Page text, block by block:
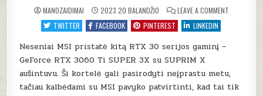
MANOZAIDIMAI 2023 20 BALANDŽIO LEAVE A COMMENT
3X“
VAIZDO
PLOKŠTĖ
TWITTER FACEBOOK PINTEREST LINKEDIN
Neseniai MSI pristatė kitą RTX 30 serijos gaminį –
GeForce RTX 3060 Ti SUPER 3X su SUPRIM X
aušintuvu. Ši kortelė gali pasirodyti neįprastu metu,
tačiau kalbėdami su MSI pavyko patvirtinti, kad tai tik